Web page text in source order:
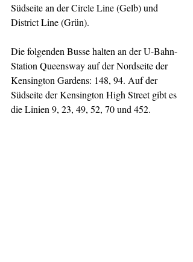
Südseite an der Circle Line (Gelb) und
District Line (Grün).
Die folgenden Busse halten an der U-Bahn-
Station Queensway auf der Nordseite der
Kensington Gardens: 148, 94. Auf der
Südseite der Kensington High Street gibt es
die Linien 9, 23, 49, 52, 70 und 452.